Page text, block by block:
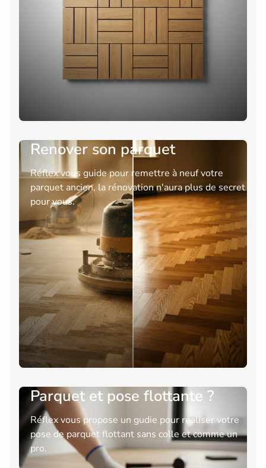
Renover son parquet
Réflex vous guide pour remettre à neuf votre
parquet ancien, la rénovation n'aura plus de secret
pour vous.
Parquet et pose flottante ?
Réflex vous propose un gudie pour réaliser votre
pose de parquet flottant sans colle et comme un
pro.